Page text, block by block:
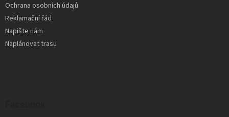
Ochrana osobních údajů
Reklamační řád
Napište nám
Naplánovat trasu